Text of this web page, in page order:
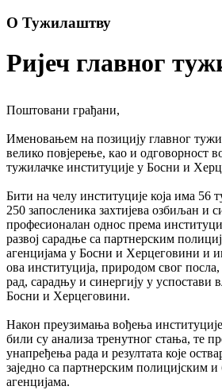
О Тужилаштву
Ријеч главног
Поштовани грађани,
Именовањем на позицију главног
велико повјерење, као и одговорност
тужилачке институције у Босни и
Бити на челу институције која има 56
250 запосленика захтијева озбиљан и
професионалан однос према
развој сарадње са партнерским
агенцијама у Босни и Херцеговини и
ова институција, природом свог посла,
рад, сарадњу и синергију у успостави
Босни и Херцеговини.
Након преузимања вођења
били су анализа тренутног стања, те
унапређења рада и резултата које
заједно са партнерским полицијским и
агенцијама.